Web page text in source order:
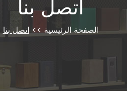
اتصل بنا
الصفحة الرئيسية>>اتصل بنا